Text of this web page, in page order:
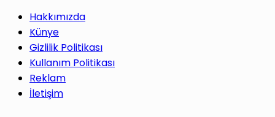
Hakkımızda
Künye
Gizlilik Politikası
Kullanım Politikası
Reklam
İletişim